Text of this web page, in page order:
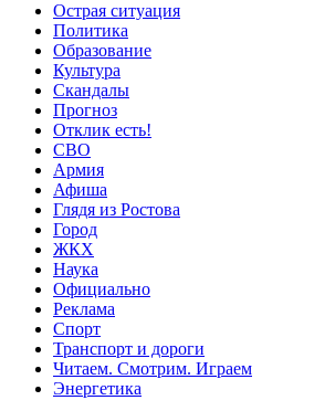
Острая ситуация
Политика
Образование
Культура
Скандалы
Прогноз
Отклик есть!
СВО
Армия
Афиша
Глядя из Ростова
Город
ЖКХ
Наука
Официально
Реклама
Спорт
Транспорт и дороги
Читаем. Смотрим. Играем
Энергетика